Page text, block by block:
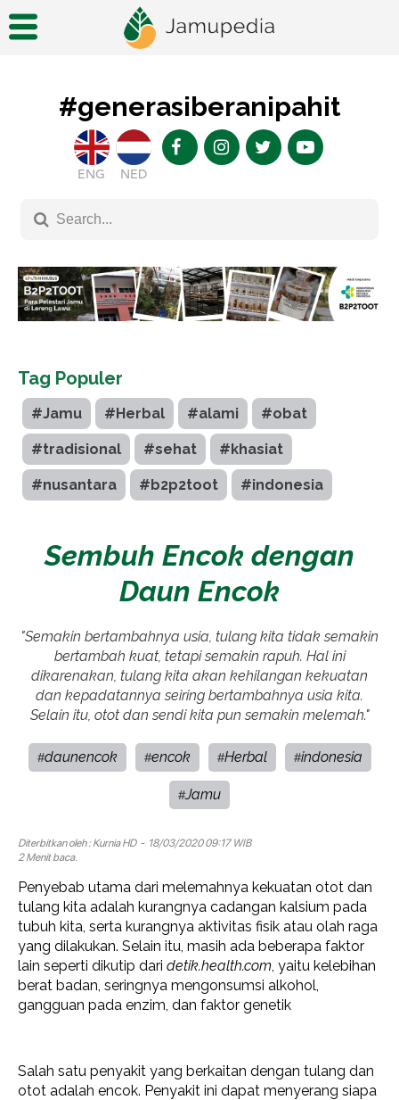
#generasiberanipahit
ENG NED
Tag Populer
#Jamu #Herbal #alami #obat
#tradisional #sehat #khasiat
#nusantara #b2p2toot #indonesia
Sembuh Encok dengan
Daun Encok
"Semakin bertambahnya usia, tulang kita tidak semakin
bertambah kuat, tetapi semakin rapuh. Hal ini
dikarenakan, tulang kita akan kehilangan kekuatan
dan kepadatannya seiring bertambahnya usia kita.
Selain itu, otot dan sendi kita pun semakin melemah."
#daunencok #encok #Herbal #indonesia
#Jamu
Diterbitkan oleh : Kurnia HD- 18/03/2020 09:17 WIB
2 Menit baca.
Penyebab utama dari melemahnya kekuatan otot dan
tulang kita adalah kurangnya cadangan kalsium pada
tubuh kita, serta kurangnya aktivitas fisik atau olah raga
yang dilakukan. Selain itu, masih ada beberapa faktor
lain seperti dikutip dari detik.health.com , yaitu kelebihan
berat badan, seringnya mengonsumsi alkohol,
gangguan pada enzim, dan faktor genetik
Salah satu penyakit yang berkaitan dengan tulang dan
otot adalah encok. Penyakit ini dapat menyerang siapa